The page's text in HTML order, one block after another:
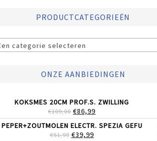
PRODUCTCATEGORIEËN
categorie selecteren
ONZE AANBIEDINGEN
KOKSMES 20CM PROF.S. ZWILLING
€109,00 OORSPRONKELIJKE
PRIJS
WAS:
€109,00.
€86,99
PRIJS
IS:
PEPER+ZOUTMOLEN ELECTR. SPEZIA GEFU
€51,99 OORSPRONKELIJKE
€39,99HUIDIGE